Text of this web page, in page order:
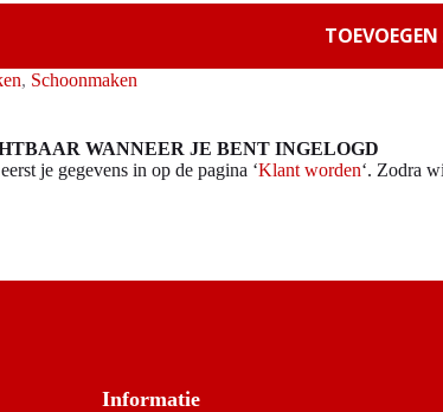
, Schoonmaken
WANNEER JE BENT INGELOGD
je gegevens in op de pagina ‘Klant worden‘. Zodra
Informatie